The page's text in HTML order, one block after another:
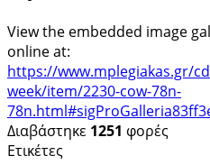
View the embedded image
online at:
https://www.mplegiakas.gr/
week/item/2230-cow-78n-
Διαβάστηκε 1251 φορές
Ετικέτες